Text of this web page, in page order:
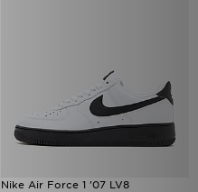
Nike Air Force 1 '07 LV8